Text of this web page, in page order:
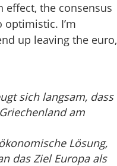
effect, the consensus
I’m
up leaving the euro,
sich langsam, dass
am
Lösung,
das Ziel Europa als